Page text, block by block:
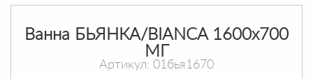
Ванна БЬЯНКА/BIANCA 1600х700
МГ
Артикул: 01бья1670